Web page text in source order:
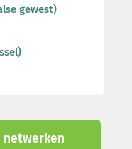
gewest)
netwerken